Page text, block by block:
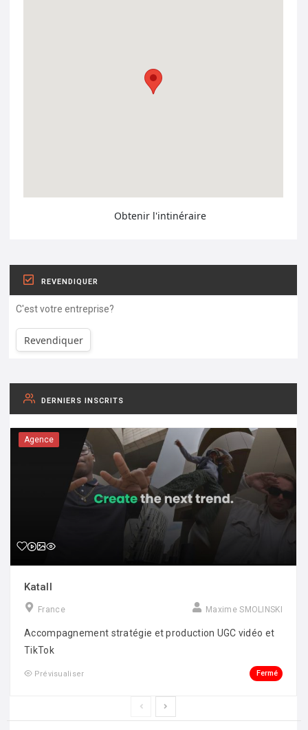
Obtenir l'intinéraire
REVENDIQUER
C'est votre entreprise?
Revendiquer
DERNIERS INSCRITS
Agence
Katall
France Maxime SMOLINSKI
Accompagnement stratégie et production UGC vidéo et
TikTok
Prévisualiser Fermé